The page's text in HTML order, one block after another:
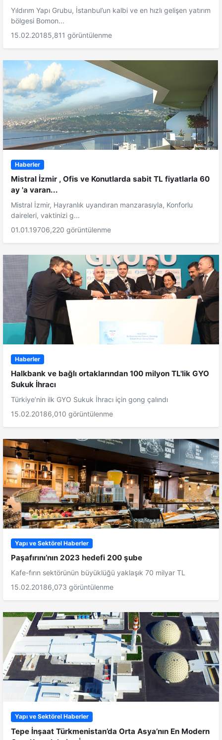
Yıldırım Yapı Grubu, İstanbul’un kalbi ve en hızlı gelişen yatırım
bölgesi Bomon...
15.02.20185,811 görüntülenme
Haberler
Mistral İzmir , Ofis ve Konutlarda sabit TL fiyatlarla 60
ay 'a varan...
Mistral İzmir, Hayranlık uyandıran manzarasıyla, Konforlu
daireleri, vaktinizi g...
01.01.19706,220 görüntülenme
Haberler
Halkbank ve bağlı ortaklarından 100 milyon TL'lik GYO
Sukuk İhracı
Türkiye’nin ilk GYO Sukuk İhracı için gong çalındı
15.02.20186,010 görüntülenme
Yapı ve Sektörel Haberler
Paşafırını’nın 2023 hedefi 200 şube
Kafe-fırın sektörünün büyüklüğü yaklaşık 70 milyar TL
15.02.20186,073 görüntülenme
Yapı ve Sektörel Haberler
Tepe İnşaat Türkmenistan’da Orta Asya’nın En Modern